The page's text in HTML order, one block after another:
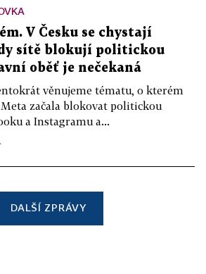
V Česku se chystají
sítě blokují politickou
oběť je nečekaná
věnujeme tématu, o kterém
začala blokovat politickou
a Instagramu a...
DALŠÍ ZPRÁVY